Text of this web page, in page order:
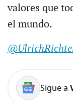
valores que
el mundo.
Sigue a